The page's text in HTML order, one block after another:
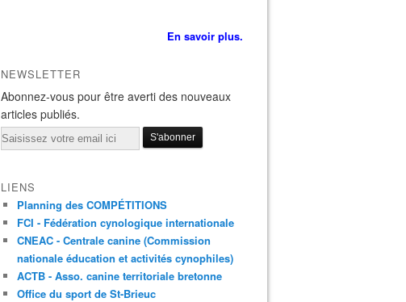
En savoir plus.
NEWSLETTER
Abonnez-vous pour être averti des nouveaux
articles publiés.
Email
LIENS
Planning des COMPÉTITIONS
FCI - Fédération cynologique internationale
CNEAC - Centrale canine (Commission
nationale éducation et activités cynophiles)
ACTB - Asso. canine territoriale bretonne
Office du sport de St-Brieuc